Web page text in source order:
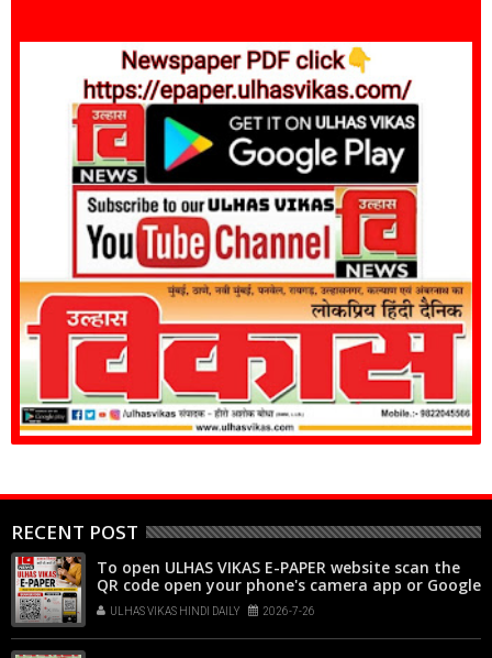
RECENT POST
To open ULHAS VIKAS E-PAPER website scan the
QR code open your phone's camera app or Google
Lens, point it at the code, and tap the web link
popup that appears on your screen
ULHAS VIKAS HINDI DAILY 2026-7-26